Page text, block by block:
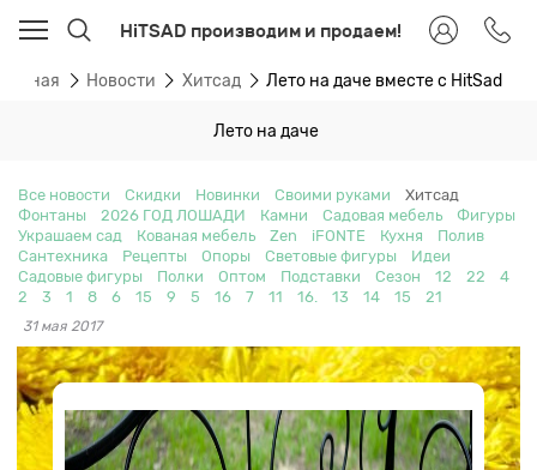
HiTSAD производим и продаем!
Новости Хитсад Лето на даче вместе с HitSad
Лето на даче
Все новости Скидки Новинки Своими руками
Хитсад
Фонтаны
2026 ГОД ЛОШАДИ Камни Садовая мебель
Фигуры
Украшаем сад
Кованая мебель Zen iFONTE Кухня
Полив
Сантехника
Рецепты Опоры Световые фигуры
Идеи
Садовые фигуры
Полки Оптом Подставки Сезон 12 22
4
2
3 1 8 6 15 9 5 16 7 11 16. 13 14 15 21
31 мая 2017